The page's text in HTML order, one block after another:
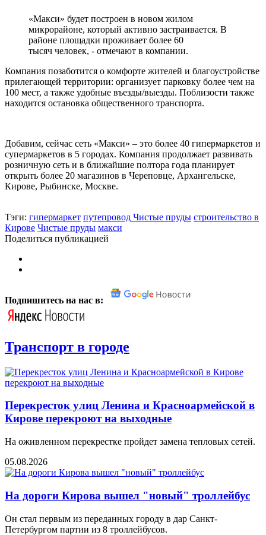
«Макси» будет построен в новом жилом
микрорайоне, который активно застраивается. В
районе площадки проживает более 60
тысяч человек, - отмечают в компании.
Компания позаботится о комфорте жителей и благоустройстве
прилегающей территории: организует парковку более чем на
100 мест, а также удобные въезды/выезды. Поблизости также
находится остановка общественного транспорта.
Добавим, сейчас сеть «Макси» – это более 40 гипермаркетов и
супермаркетов в 5 городах. Компания продолжает развивать
розничную сеть и в ближайшие полтора года планирует
открыть более 20 магазинов в Череповце, Архангельске,
Кирове, Рыбинске, Москве.
Тэги: гипермаркет путепровод Чистые пруды строительство в
Кирове Чистые пруды макси
Поделиться публикацией
Подпишитесь на нас в:
Транспорт в городе
Перекресток улиц Ленина и Красноармейской в
Кирове перекроют на выходные
На оживленном перекрестке пройдет замена тепловых сетей.
05.08.2026
На дороги Кирова вышел "новый" троллейбус
Он стал первым из переданных городу в дар Санкт-
Петербургом партии из 8 троллейбусов.